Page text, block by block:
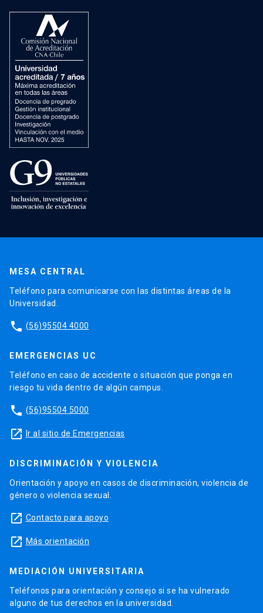
MESA CENTRAL
Teléfono para comunicarse con las distintas áreas de la
Universidad.
phone (56)95504 4000
EMERGENCIAS UC
Teléfono en caso de accidente o situación que ponga en
riesgo tu vida dentro de algún campus.
phone (56)95504 5000
launch Ir al sitio de Emergencias
DISCRIMINACIÓN Y VIOLENCIA
Orientación y apoyo en casos de discriminación, violencia de
género o violencia sexual.
launch Contacto para apoyo
launch Más orientación
MEDIACIÓN UNIVERSITARIA
Teléfonos para orientación y consejo si se ha vulnerado
alguno de tus derechos en la universidad.